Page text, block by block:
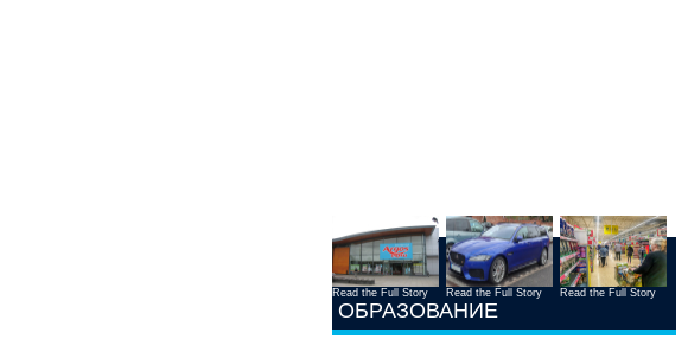
Read the Full Story Read the Full Story Read the Full Story
ОБРАЗОВАНИЕ